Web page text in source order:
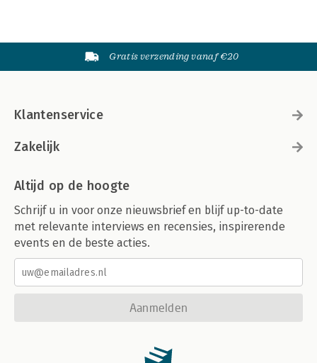
Gratis verzending vanaf €20
Klantenservice
Zakelijk
Altijd op de hoogte
Schrijf u in voor onze nieuwsbrief en blijf up-to-date
met relevante interviews en recensies, inspirerende
events en de beste acties.
Aanmelden